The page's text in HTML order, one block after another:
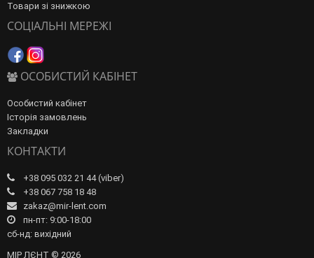
Товари зі знижкою
СОЦІАЛЬНІ МЕРЕЖІ
ОСОБИСТИЙ КАБІНЕТ
Особистий кабінет
Історія замовлень
Закладки
КОНТАКТИ
+38 095 032 21 44 (viber)
+38 067 758 18 48
zakaz@mir-lent.com
пн-пт: 9:00-18:00
сб-нд: вихідний
МІР ЛЄНТ © 2026